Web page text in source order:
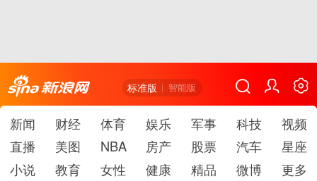
标准版 智能版
新闻 财经 体育 娱乐 军事 科技
视频
直播
美图 NBA 房产 股票 汽车
星座
小说
教育 女性 健康 精品 微博 更多